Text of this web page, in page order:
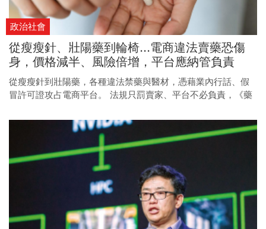
政治社會
從瘦瘦針、壯陽藥到輪椅...電商違法賣藥恐傷
身，價格減半、風險倍增，平台應納管負責
從瘦瘦針到壯陽藥，各種違法禁藥與醫材，憑藉業內行話、假
冒許可證攻占電商平台。 法規只罰賣家、平台不必負責，《藥